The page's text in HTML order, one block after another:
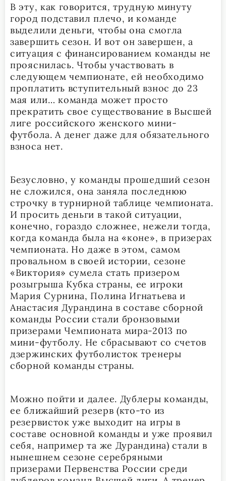
В эту, как говорится, трудную минуту
город подставил плечо, и команде
выделили деньги, чтобы она смогла
завершить сезон. И вот он завершен, а
ситуация с финансированием команды не
прояснилась. Чтобы участвовать в
следующем чемпионате, ей необходимо
проплатить вступительный взнос до 23
мая или… команда может просто
прекратить свое существование в Высшей
лиге российского женского мини-
футбола. А денег даже для обязательного
взноса нет.
Безусловно, у команды прошедший сезон
не сложился, она заняла последнюю
строчку в турнирной таблице чемпионата.
И просить деньги в такой ситуации,
конечно, гораздо сложнее, нежели тогда,
когда команда была на «коне», в призерах
чемпионата. Но даже в этом, самом
провальном в своей истории, сезоне
«Виктория» сумела стать призером
розыгрыша Кубка страны, ее игроки
Мария Сурнина, Полина Игнатьева и
Анастасия Дурандина в составе сборной
команды России стали бронзовыми
призерами Чемпионата мира-2013 по
мини-футболу. Не сбрасывают со счетов
дзержинских футболисток тренеры
сборной команды страны.
Можно пойти и далее. Дублеры команды,
ее ближайший резерв (кто-то из
резервисток уже выходит на игры в
составе основной команды и уже проявил
себя, например та же Дурандина) стали в
нынешнем сезоне серебряными
призерами Первенства России среди